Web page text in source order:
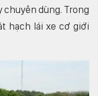
chuyên dùng. Trong
hạch lái xe cơ giới